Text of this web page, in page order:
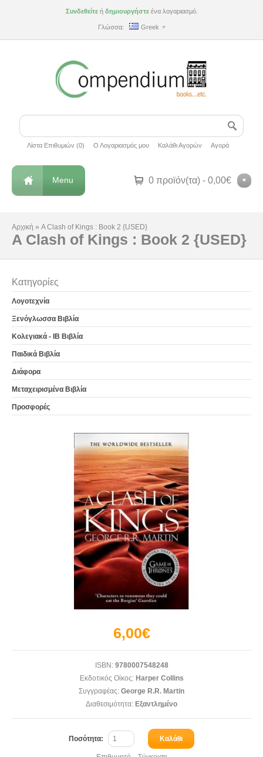
Συνδεθείτεή δημιουργήστεένα λογαριασμό.
Γλώσσα: Greek
Λίστα Επιθυμιών (0) Ο Λογαριασμός μου Καλάθι Αγορών Αγορά
0 προϊόν(τα) - 0,00€
Menu
Αρχική » A Clash of Kings : Book 2 {USED}
A Clash of Kings : Book 2 {USED}
Κατηγορίες
Λογοτεχνία
Ξενόγλωσσα Βιβλία
Κολεγιακά - IB Βιβλία
Παιδικά Βιβλία
Διάφορα
Μεταχειρισμένα Βιβλία
Προσφορές
6,00€
ISBN:9780007548248
Εκδοτικός Οίκος: Harper Collins
Συγγραφέας: George R.R. Martin
Διαθεσιμότητα: Εξαντλημένο
Ποσότητα: Καλάθι